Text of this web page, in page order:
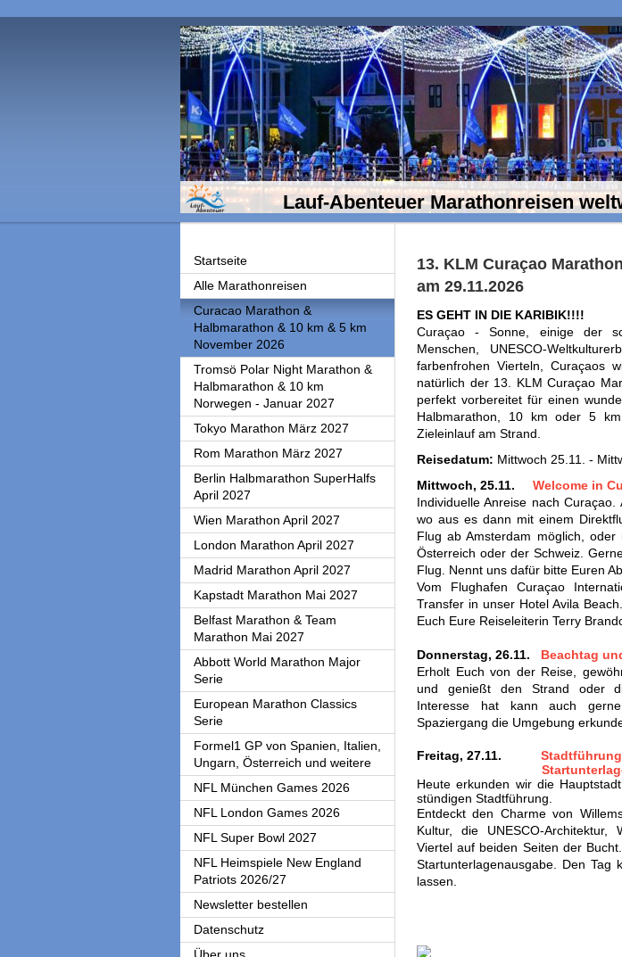
Lauf-Abenteuer Marathonreisen
Startseite
Alle Marathonreisen
Curacao Marathon &
Halbmarathon & 10 km & 5 km
November 2026
Tromsö Polar Night Marathon &
Halbmarathon & 10 km
Norwegen - Januar 2027
Tokyo Marathon März 2027
Rom Marathon März 2027
Berlin Halbmarathon SuperHalfs
April 2027
Wien Marathon April 2027
London Marathon April 2027
Madrid Marathon April 2027
Kapstadt Marathon Mai 2027
Belfast Marathon & Team
Marathon Mai 2027
Abbott World Marathon Major
Serie
European Marathon Classics
Serie
Formel1 GP von Spanien, Italien,
Ungarn, Österreich und weitere
NFL München Games 2026
NFL London Games 2026
NFL Super Bowl 2027
NFL Heimspiele New England
Patriots 2026/27
Newsletter bestellen
Datenschutz
13. KLM Curaçao
am 29.11.2026
ES GEHT IN DIE KARIBIK!!!!
Curaçao - Sonne, einige der
Menschen, UNESCO-
farbenfrohen Vierteln,Curaçaos
natürlich der 13. KLMCuraçao
perfekt vorbereitet für einen
Halbmarathon, 10 km oder 5
Zieleinlauf am Strand.
Reisedatum: Mittwoch 25.11. -
Mittwoch, 25.11.
Welcome in
Individuelle Anreise nachCuraçao
wo aus es dann mit einem
Flug ab Amsterdam möglich, oder
Österreich oder der Schweiz.
Flug. Nennt uns dafür bitte Euren
Vom Flughafen Curaçao
Transfer in unser Hotel Avila
Euch Eure Reiseleiterin Terry
Donnerstag, 26.11.
Beachtag
Erholt Euch von der Reise,
und genießt den Strand oder
Interesse hat kann auch
Spaziergang die Umgebung
Freitag, 27.11.
Heute erkunden wir die
stündigen Stadtführung.
Entdeckt den Charme von
Kultur, die UNESCO-Architektur,
Viertel auf beiden Seiten der
Startunterlagenausgabe. Den Tag
lassen.